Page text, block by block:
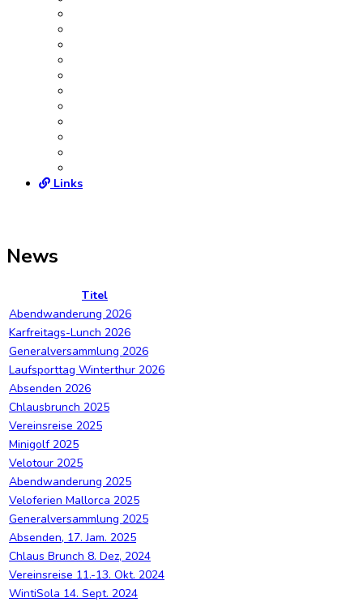
Links
News
Titel
Abendwanderung 2026
Karfreitags-Lunch 2026
Generalversammlung 2026
Laufsporttag Winterthur 2026
Absenden 2026
Chlausbrunch 2025
Vereinsreise 2025
Minigolf 2025
Velotour 2025
Abendwanderung 2025
Veloferien Mallorca 2025
Generalversammlung 2025
Absenden, 17. Jam. 2025
Chlaus Brunch 8. Dez, 2024
Vereinsreise 11.-13. Okt. 2024
WintiSola 14. Sept. 2024